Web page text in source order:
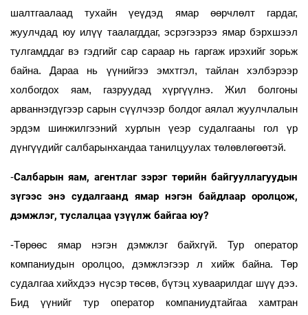
шалтгаалаад тухайн үеүдэд ямар өөрчлөлт гардаг,
жуулчдад юу илүү таалагддаг, эсрэгээрээ ямар бэрхшээл
тулгамддаг вэ гэдгийг сар сараар нь гаргаж ирэхийг зорьж
байна. Дараа нь үүнийгээ эмхтгэл, тайлан хэлбэрээр
холбогдох яам, газруудад хүргүүлнэ. Жил болгоны
арваннэгдүгээр сарын сүүлчээр болдог аялал жуулчлалын
эрдэм шинжилгээний хурлын үеэр судалгааны гол үр
дүнгүүдийг салбарынхандаа танилцуулах төлөвлөгөөтэй.
-Салбарын яам, агентлаг зэрэг төрийн байгууллагуудын
зүгээс энэ судалгаанд ямар нэгэн байдлаар оролцож,
дэмжлэг, туслалцаа үзүүлж байгаа юу?
-Төрөөс ямар нэгэн дэмжлэг байхгүй. Тур оператор
компаниудын оролцоо, дэмжлэгээр л хийж байна. Төр
судалгаа хийхдээ нүсэр төсөв, бүтэц хуваарилдаг шүү дээ.
Бид үүнийг тур оператор компаниудтайгаа хамтран